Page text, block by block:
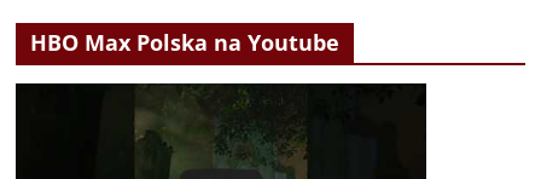
HBO Max Polska na Youtube